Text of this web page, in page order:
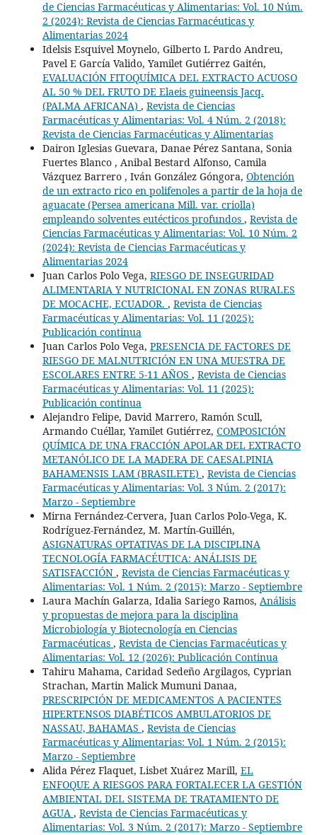
de Ciencias Farmacéuticas y Alimentarias: Vol. 10 Núm.
2 (2024): Revista de Ciencias Farmacéuticas y
Alimentarias 2024
Idelsis Esquivel Moynelo, Gilberto L Pardo Andreu,
Pavel E García Valido, Yamilet Gutiérrez Gaitén,
EVALUACIÓN FITOQUÍMICA DEL EXTRACTO ACUOSO
AL 50 % DEL FRUTO DE Elaeis guineensis Jacq.
(PALMA AFRICANA) , Revista de Ciencias
Farmacéuticas y Alimentarias: Vol. 4 Núm. 2 (2018):
Revista de Ciencias Farmacéuticas y Alimentarias
Dairon Iglesias Guevara, Danae Pérez Santana, Sonia
Fuertes Blanco , Anibal Bestard Alfonso, Camila
Vázquez Barrero , Iván González Góngora, Obtención
de un extracto rico en polifenoles a partir de la hoja de
aguacate (Persea americana Mill. var. criolla)
empleando solventes eutécticos profundos , Revista de
Ciencias Farmacéuticas y Alimentarias: Vol. 10 Núm. 2
(2024): Revista de Ciencias Farmacéuticas y
Alimentarias 2024
Juan Carlos Polo Vega, RIESGO DE INSEGURIDAD
ALIMENTARIA Y NUTRICIONAL EN ZONAS RURALES
DE MOCACHE, ECUADOR. , Revista de Ciencias
Farmacéuticas y Alimentarias: Vol. 11 (2025):
Publicación continua
Juan Carlos Polo Vega, PRESENCIA DE FACTORES DE
RIESGO DE MALNUTRICIÓN EN UNA MUESTRA DE
ESCOLARES ENTRE 5-11 AÑOS , Revista de Ciencias
Farmacéuticas y Alimentarias: Vol. 11 (2025):
Publicación continua
Alejandro Felipe, David Marrero, Ramón Scull,
Armando Cuéllar, Yamilet Gutiérrez, COMPOSICIÓN
QUÍMICA DE UNA FRACCIÓN APOLAR DEL EXTRACTO
METANÓLICO DE LA MADERA DE CAESALPINIA
BAHAMENSIS LAM (BRASILETE) , Revista de Ciencias
Farmacéuticas y Alimentarias: Vol. 3 Núm. 2 (2017):
Marzo - Septiembre
Mirna Fernández-Cervera, Juan Carlos Polo-Vega, K.
Rodríguez-Fernández, M. Martín-Guillén,
ASIGNATURAS OPTATIVAS DE LA DISCIPLINA
TECNOLOGÍA FARMACÉUTICA: ANÁLISIS DE
SATISFACCIÓN , Revista de Ciencias Farmacéuticas y
Alimentarias: Vol. 1 Núm. 2 (2015): Marzo - Septiembre
Laura Machín Galarza, Idalia Sariego Ramos, Análisis
y propuestas de mejora para la disciplina
Microbiología y Biotecnología en Ciencias
Farmacéuticas , Revista de Ciencias Farmacéuticas y
Alimentarias: Vol. 12 (2026): Publicación Continua
Tahiru Mahama, Caridad Sedeño Argilagos, Cyprian
Strachan, Martin Malick Mumuni Danaa,
PRESCRIPCIÓN DE MEDICAMENTOS A PACIENTES
HIPERTENSOS DIABÉTICOS AMBULATORIOS DE
NASSAU, BAHAMAS , Revista de Ciencias
Farmacéuticas y Alimentarias: Vol. 1 Núm. 2 (2015):
Marzo - Septiembre
Alida Pérez Flaquet, Lisbet Xuárez Marill, EL
ENFOQUE A RIESGOS PARA FORTALECER LA GESTIÓN
AMBIENTAL DEL SISTEMA DE TRATAMIENTO DE
AGUA , Revista de Ciencias Farmacéuticas y
Alimentarias: Vol. 3 Núm. 2 (2017): Marzo - Septiembre